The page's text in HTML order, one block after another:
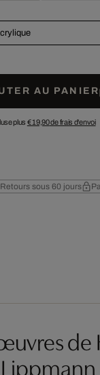
AU PANIER
plus € 19,90de frais d'envoi
Retours sous 60 jours
de
Lippmann